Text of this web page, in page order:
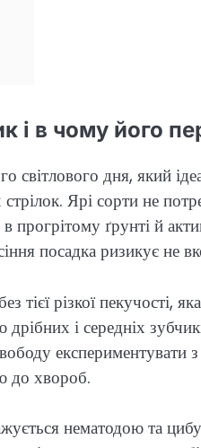
і в чому його
світлового дня, який
Ярі сорти не
прогрітому ґрунті й
посадка ризикує не
різкої пекучості,
і середніх
до хвороб.
нематодою та